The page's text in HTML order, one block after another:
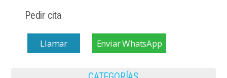
Pedir cita
Llamar Enviar WhatsApp